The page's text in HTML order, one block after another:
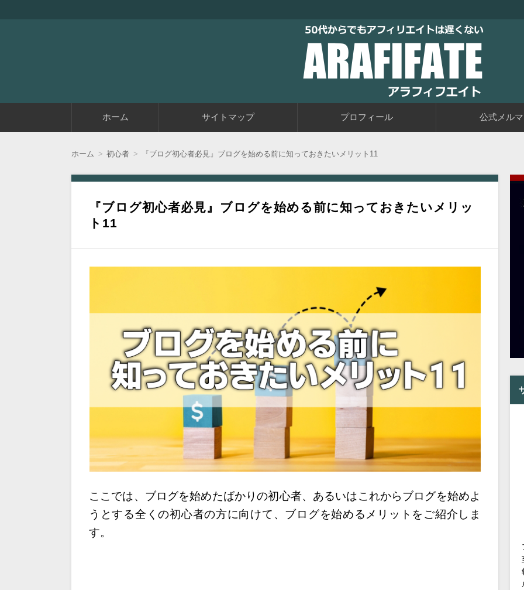
アラフィフエイト｜ 50代からでもアフィリエイトは
『アラフィフエイト』は初めてアフィリエイトブログに取り組むブログ初心者の教科書です。老後に備えて今
ホーム サイトマップ プロフィール 公式メル
ホーム 初心者 『ブログ初心者必見』ブログを始める前に知っておきたいメリット11
『ブログ初心者必見』ブログを始める前に知っておきたいメリッ
ト11
ここでは、ブログを始めたばかりの初心者、あるいはこれからブログを始めよ
うとする全くの初心者の方に向けて、ブログを始めるメリットをご紹介しま
す。